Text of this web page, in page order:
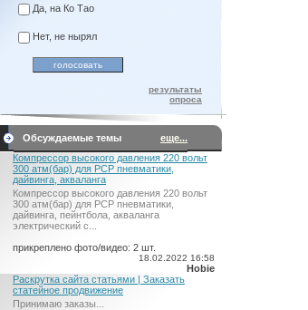
Да, на Ко Тао
Нет, не нырял
результаты
опроса
Обсуждаемые темы
еще...
Компрессор высокого давления 220 вольт
300 атм(бар) для PCP пневматики,
дайвинга, акваланга
Компрессор высокого давления 220 вольт
300 атм(бар) для PCP пневматики,
дайвинга, пейнтбола, акваланга
электрический c...
прикреплено фото/видео: 2 шт.
18.02.2022 16:58
Hobie
Раскрутка сайта статьями | Заказать
статейное продвижение
Принимаю заказы...